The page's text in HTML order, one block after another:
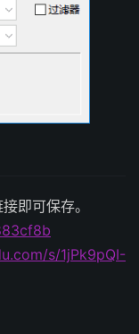
即可保存。
s/1jPk9pQI-